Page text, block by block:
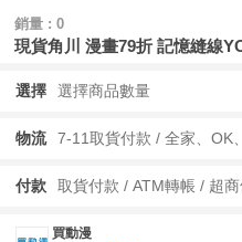
銷量 : 0
現貨角川 漫畫79折 記憶縫線
選擇 選擇商品數量
物流
付款 取貨付款 / ATM轉帳 / 超
買動漫